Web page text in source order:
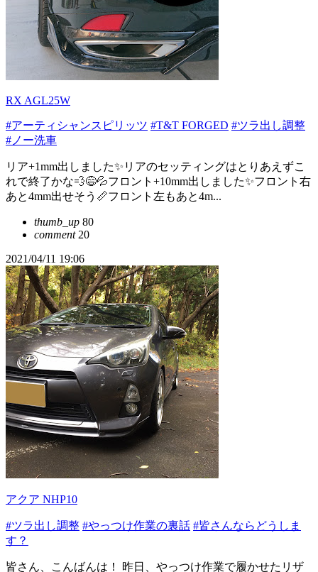
RX AGL25W
#アーティシャンスピリッツ #T&T FORGED #ツラ出し調整
#ノー洗車
リア+1mm出しました✨リアのセッティングはとりあえずこ
れで終了かな💨😅💦フロント+10mm出しました✨フロント右
あと4mm出せそう📏フロント左もあと4m...
thumb_up 80
comment20
2021/04/11 19:06
アクア NHP10
#ツラ出し調整 #やっつけ作業の裏話 #皆さんならどうしま
す？
皆さん、こんばんは！ 昨日、やっつけ作業で履かせたリザ